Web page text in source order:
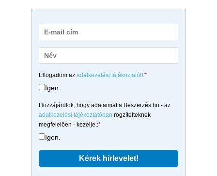
Elfogadom az adatkezelési tájékoztatót!:*
Igen.
Hozzájárulok, hogy adataimat a Beszerzés.hu - az
adatkezelési tájékoztatóban rögzítetteknek
megfelelően - kezelje.:*
Igen.